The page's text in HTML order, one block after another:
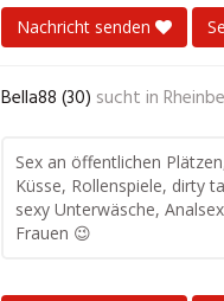
Nachricht senden
Bella88 (30) sucht in
Sex an öffentlichen
Küsse, Rollenspiele, dirty
sexy Unterwäsche,
Frauen 😉